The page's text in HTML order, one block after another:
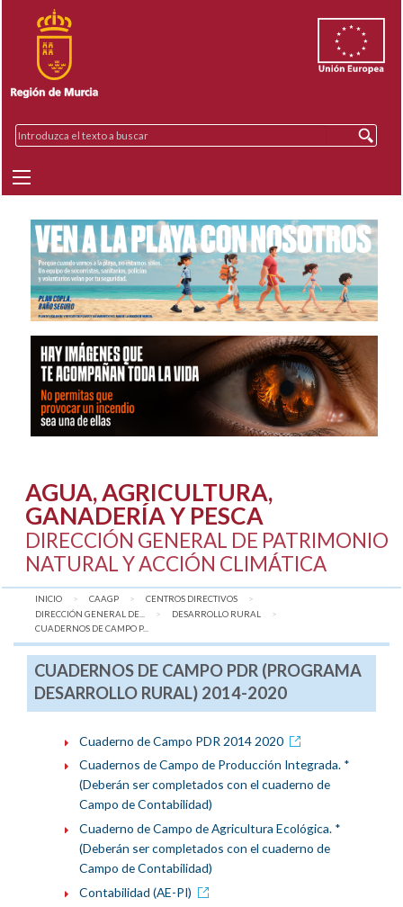
AGUA, AGRICULTURA,
GANADERÍA Y PESCA
DIRECCIÓN GENERAL DE PATRIMONIO
NATURAL Y ACCIÓN CLIMÁTICA
INICIO CAAGP
CENTROS DIRECTIVOS
DIRECCIÓN GENERAL DE...
DESARROLLO RURAL
AQUÍ:
CUADERNOS DE CAMPO P...
CUADERNOS DE CAMPO PDR (PROGRAMA
DESARROLLO RURAL) 2014-2020
Cuaderno de Campo PDR 2014 2020
Cuadernos de Campo de Producción Integrada. *
(Deberán ser completados con el cuaderno de
Campo de Contabilidad)
Cuaderno de Campo de Agricultura Ecológica. *
(Deberán ser completados con el cuaderno de
Campo de Contabilidad)
Contabilidad (AE-PI)